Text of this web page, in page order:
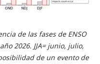
de las fases de ENSO
2026. JJA= junio, julio,
de un evento de